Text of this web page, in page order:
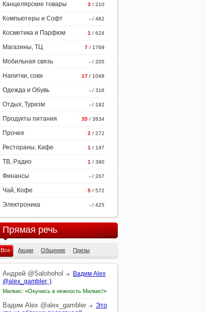
3 / 210
Канцелярские товары
- / 482
Компьютеры и Софт
1 / 624
Косметика и Парфюм
7 / 1769
Магазины, ТЦ
- / 205
Мобильная связь
17 / 1048
Напитки, соки
- / 316
Одежда и Обувь
- / 182
Отдых, Туризм
35 / 3834
Продукты питания
2 / 272
Прочее
1 / 197
Рестораны, Кафе
1 / 390
ТВ, Радио
- / 267
Финансы
5 / 572
Чай, Кофе
- / 425
Электроника
Прямая речь
Все Акции Общение Призы
Андрей @Salohohol
Вадим Alex
@alex_gambler, )
Милкис: «Окунись в нежность Милкис!»
Вадим Alex @alex_gambler
Это